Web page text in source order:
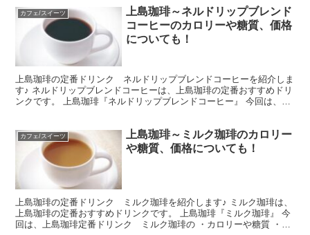
カフェ/スイーツ
上島珈琲～ネルドリップブレンド
コーヒーのカロリーや糖質、価格
についても！
上島珈琲の定番ドリンク ネルドリップブレンドコーヒーを紹介しま
す♪ ネルドリップブレンドコーヒーは、上島珈琲の定番おすすめドリ
ンクです。 上島珈琲『ネルドリップブレンドコーヒー』 今回は、上
カフェ/スイーツ
上島珈琲～ミルク珈琲のカロリー
や糖質、価格についても！
上島珈琲の定番ドリンク ミルク珈琲を紹介します♪ ミルク珈琲は、
上島珈琲の定番おすすめドリンクです。 上島珈琲『ミルク珈琲』 今
回は、上島珈琲定番ドリンク ミルク珈琲の ・カロリーや糖質 ・価